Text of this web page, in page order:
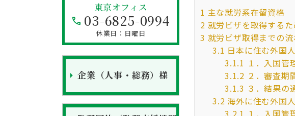
1 主な就労系在留資格
2 就労ビザを取得する
3 就労ビザ取得までの
3.1 日本に住む外国
3.1.1 １．入国管
3.1.2 ２．審査期
3.1.3 ３．結果の
3.2 海外に住む外国
東京オフィス
03-6825-0994
日曜日
企業（人事・総務）様